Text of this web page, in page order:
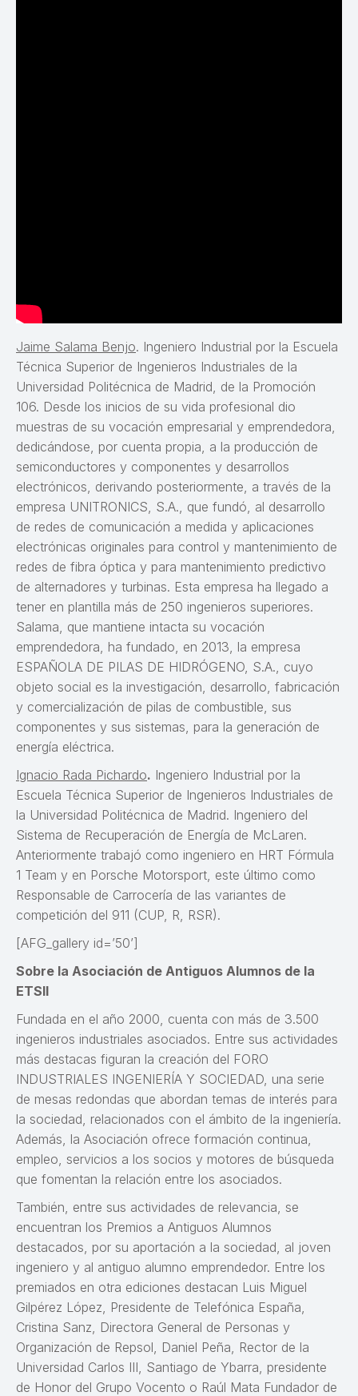
Jaime Salama Benjo. Ingeniero Industrial por la Escuela
Técnica Superior de Ingenieros Industriales de la
Universidad Politécnica de Madrid, de la Promoción
106. Desde los inicios de su vida profesional dio
muestras de su vocación empresarial y emprendedora,
dedicándose, por cuenta propia, a la producción de
semiconductores y componentes y desarrollos
electrónicos, derivando posteriormente, a través de la
empresa UNITRONICS, S.A., que fundó, al desarrollo
de redes de comunicación a medida y aplicaciones
electrónicas originales para control y mantenimiento de
redes de fibra óptica y para mantenimiento predictivo
de alternadores y turbinas. Esta empresa ha llegado a
tener en plantilla más de 250 ingenieros superiores.
Salama, que mantiene intacta su vocación
emprendedora, ha fundado, en 2013, la empresa
ESPAÑOLA DE PILAS DE HIDRÓGENO, S.A., cuyo
objeto social es la investigación, desarrollo, fabricación
y comercialización de pilas de combustible, sus
componentes y sus sistemas, para la generación de
energía eléctrica.
Ignacio Rada Pichardo. Ingeniero Industrial por la
Escuela Técnica Superior de Ingenieros Industriales de
la Universidad Politécnica de Madrid. Ingeniero del
Sistema de Recuperación de Energía de McLaren.
Anteriormente trabajó como ingeniero en HRT Fórmula
1 Team y en Porsche Motorsport, este último como
Responsable de Carrocería de las variantes de
competición del 911 (CUP, R, RSR).
[AFG_gallery id=’50’]
Sobre la Asociación de Antiguos Alumnos de la
ETSII
Fundada en el año 2000, cuenta con más de 3.500
ingenieros industriales asociados. Entre sus actividades
más destacas figuran la creación del FORO
INDUSTRIALES INGENIERÍA Y SOCIEDAD, una serie
de mesas redondas que abordan temas de interés para
la sociedad, relacionados con el ámbito de la ingeniería.
Además, la Asociación ofrece formación continua,
empleo, servicios a los socios y motores de búsqueda
que fomentan la relación entre los asociados.
También, entre sus actividades de relevancia, se
encuentran los Premios a Antiguos Alumnos
destacados, por su aportación a la sociedad, al joven
ingeniero y al antiguo alumno emprendedor. Entre los
premiados en otra ediciones destacan Luis Miguel
Gilpérez López, Presidente de Telefónica España,
Cristina Sanz, Directora General de Personas y
Organización de Repsol, Daniel Peña, Rector de la
Universidad Carlos III, Santiago de Ybarra, presidente
de Honor del Grupo Vocento o Raúl Mata Fundador de